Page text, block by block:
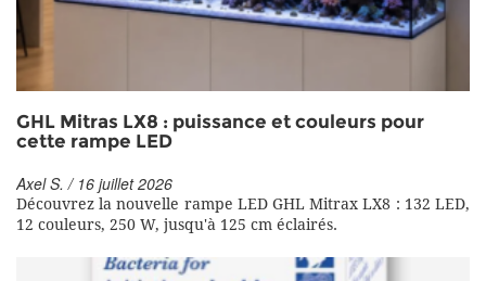
GHL Mitras LX8 : puissance et couleurs pour
cette rampe LED
Axel S. / 16 juillet 2026
Découvrez la nouvelle rampe LED GHL Mitrax LX8 : 132 LED,
12 couleurs, 250 W, jusqu'à 125 cm éclairés.